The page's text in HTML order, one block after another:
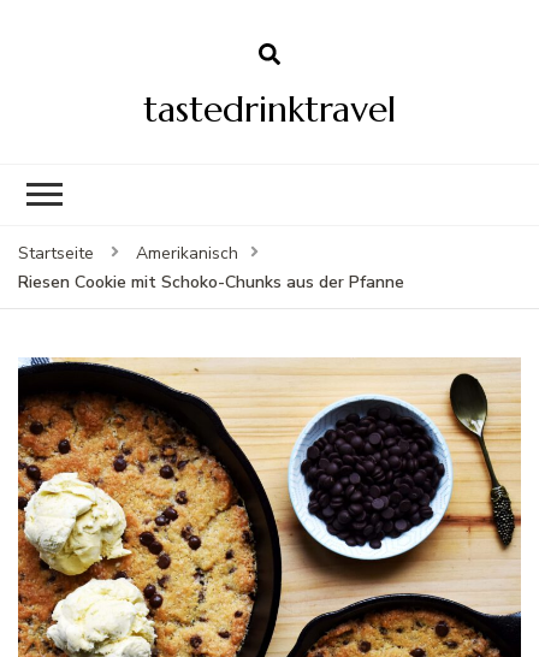
tastedrinktravel
Startseite
Amerikanisch
Riesen Cookie mit Schoko-Chunks aus der Pfanne